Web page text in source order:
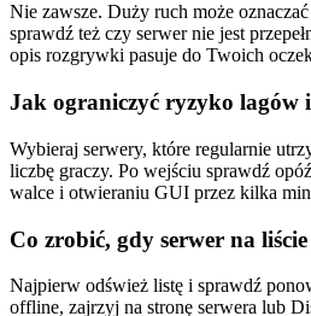
Nie zawsze. Duży ruch może oznaczać
sprawdź też czy serwer nie jest
opis rozgrywki pasuje do Twoich
Jak ograniczyć ryzyko lagów
Wybieraj serwery, które regularnie
liczbę graczy. Po wejściu sprawdź
walce i otwieraniu GUI przez kilka
Co zrobić, gdy serwer na
Najpierw odśwież listę i sprawdź
offline, zajrzyj na stronę serwera lub